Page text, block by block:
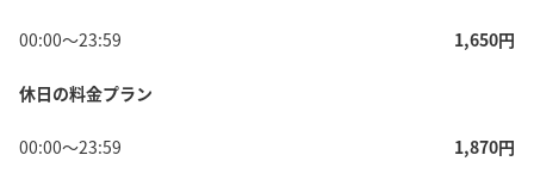
00:00〜23:59 1,650円
休日の料金プラン
00:00〜23:59 1,870円